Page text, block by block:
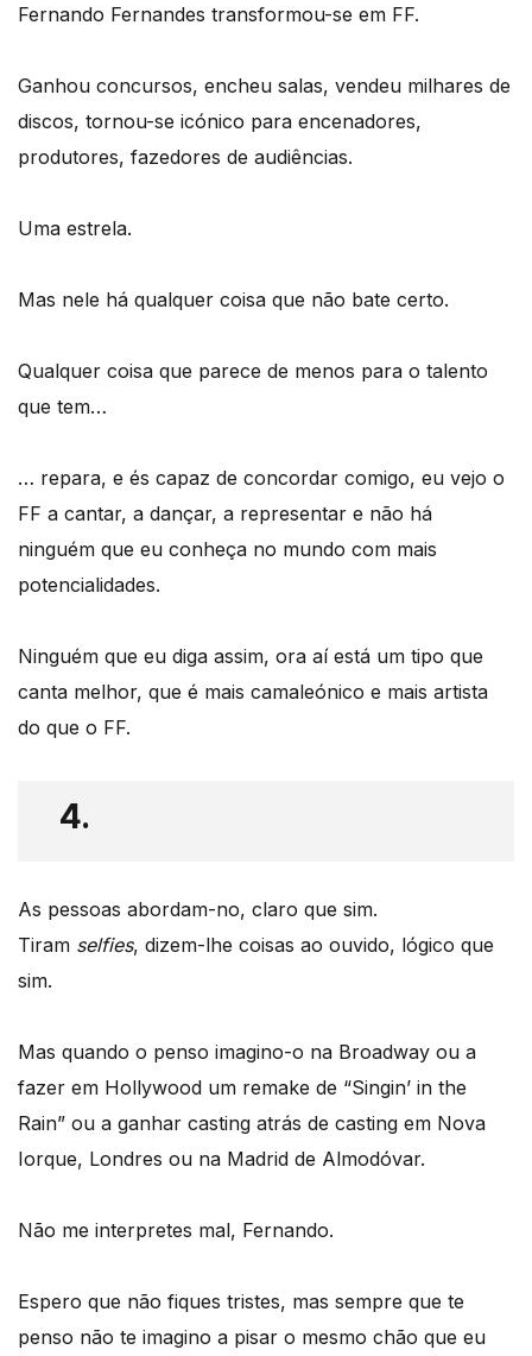
Fernando Fernandes transformou-se em FF.
Ganhou concursos, encheu salas, vendeu milhares de
discos, tornou-se icónico para encenadores,
produtores, fazedores de audiências.
Uma estrela.
Mas nele há qualquer coisa que não bate certo.
Qualquer coisa que parece de menos para o talento
que tem…
… repara, e és capaz de concordar comigo, eu vejo o
FF a cantar, a dançar, a representar e não há
ninguém que eu conheça no mundo com mais
potencialidades.
Ninguém que eu diga assim, ora aí está um tipo que
canta melhor, que é mais camaleónico e mais artista
do que o FF.
4.
As pessoas abordam-no, claro que sim.
Tiram selfies, dizem-lhe coisas ao ouvido, lógico que
sim.
Mas quando o penso imagino-o na Broadway ou a
fazer em Hollywood um remake de “Singin’ in the
Rain” ou a ganhar casting atrás de casting em Nova
Iorque, Londres ou na Madrid de Almodóvar.
Não me interpretes mal, Fernando.
Espero que não fiques tristes, mas sempre que te
penso não te imagino a pisar o mesmo chão que eu